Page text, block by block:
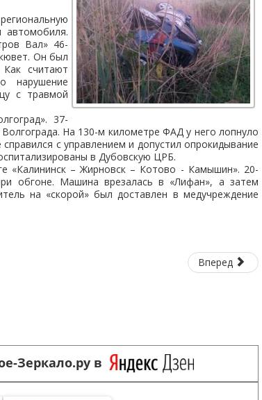
автомобиля.
Вал» 46-
Он был
считают
нарушение
с травмой
37-
На 130-м километре ФАД у него лопнуло
с управлением и допустил опрокидывание
в Дубовскую ЦРБ.
«Калининск – Жирновск – Котово - Камышин». 20-
обгоне. Машина врезалась в «Лифан», а затем
на «скорой» был доставлен в медучреждение
Вперед
Зеркало.ру в